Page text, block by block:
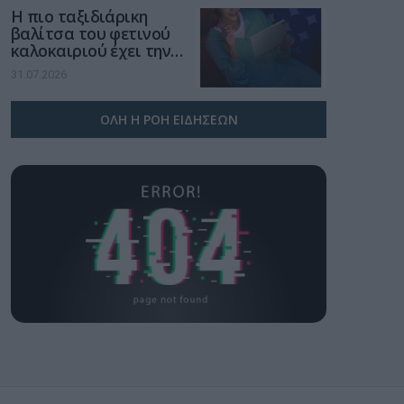
Η πιο ταξιδιάρικη
βαλίτσα του φετινού
καλοκαιριού έχει την
υπογραφή της Xiaomi
31.07.2026
ΟΛΗ Η ΡΟΗ ΕΙΔΗΣΕΩΝ